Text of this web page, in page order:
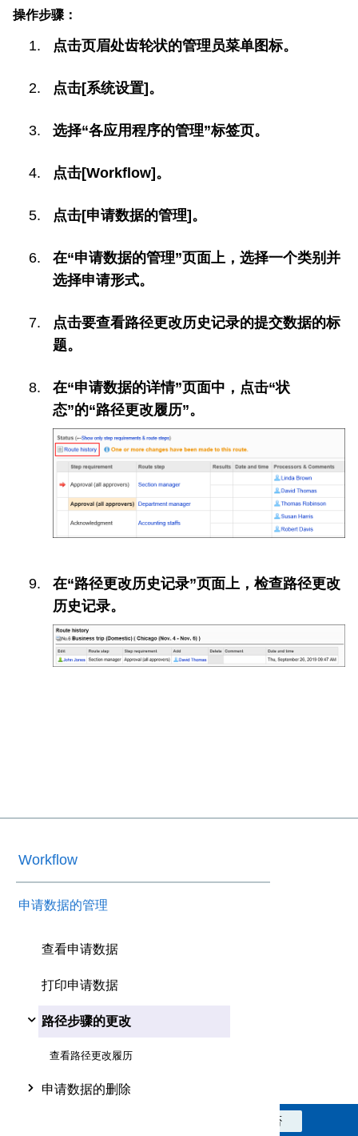
操作步骤：
点击页眉处齿轮状的管理员菜单图标。
点击[系统设置]。
选择“各应用程序的管理”标签页。
点击[Workflow]。
点击[申请数据的管理]。
在“申请数据的管理”页面上，选择一个类别并
选择申请形式。
点击要查看路径更改历史记录的提交数据的标
题。
在“申请数据的详情”页面中，点击“状
态”的“路径更改履历”。
在“路径更改历史记录”页面上，检查路径更改
历史记录。
Workflow
申请数据的管理
查看申请数据
打印申请数据
路径步骤的更改
查看路径更改履历
申请数据的删除
否